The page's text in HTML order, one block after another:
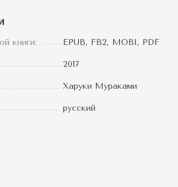
книги: EPUB, FB2, MOBI, PDF
2017
Харуки Мураками
русский